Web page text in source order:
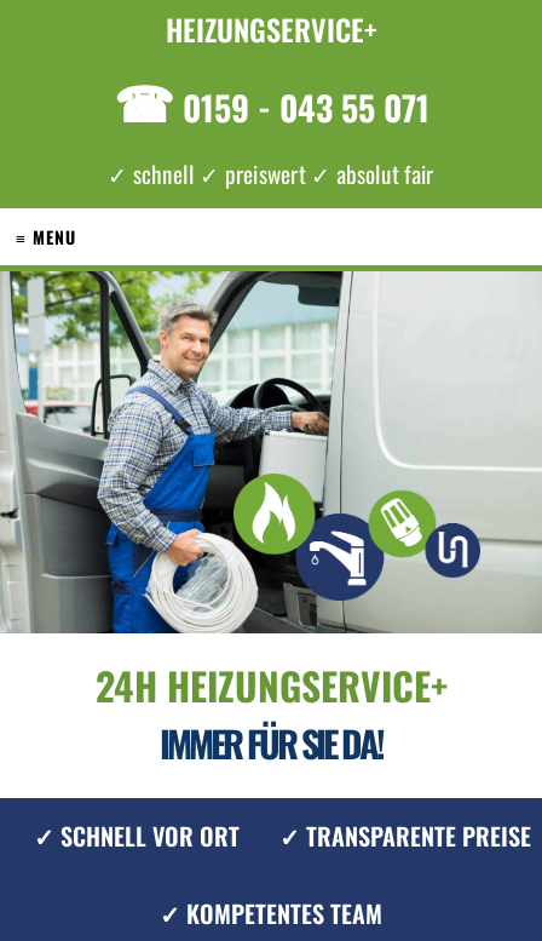
HEIZUNGSERVICE+
☎ 0159 - 043 55 071
✓ schnell ✓ preiswert ✓ absolut fair
≡ MENU
24H HEIZUNGSERVICE+
IMMER FÜR SIE DA!
✓ SCHNELL VOR ORT ✓ TRANSPARENTE PREISE
✓ KOMPETENTES TEAM